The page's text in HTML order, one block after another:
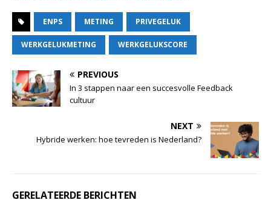
ENPS METING PRIVEGELUK
WERKGELUKMETING WERKGELUKSCORE
PREVIOUS
In 3 stappen naar een succesvolle Feedback
cultuur
NEXT
Hybride werken: hoe tevreden is Nederland?
GERELATEERDE BERICHTEN